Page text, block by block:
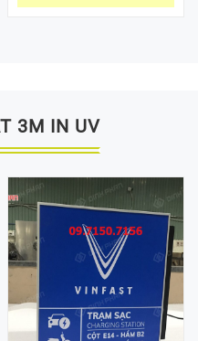
3M IN UV